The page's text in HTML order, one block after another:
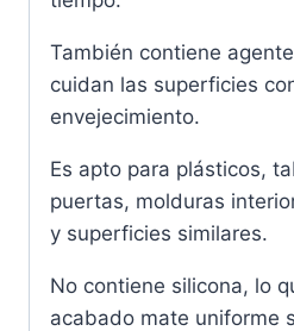
También contiene
cuidan las superficies
envejecimiento.
Es apto para plásticos,
puertas, molduras
y superficies similares.
No contiene silicona, lo
acabado mate uniforme